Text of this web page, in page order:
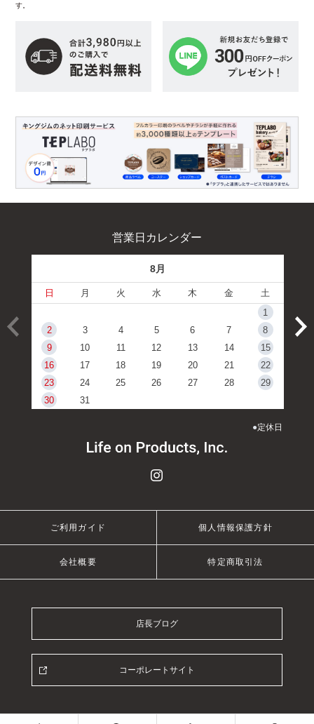
す。
営業日カレンダー
8月
日 月 火 水 木 金
土
1
2
3 4 5 6 7
8
9
10 11 12 13 14
15
16
17 18 19 20 21
22
23
24 25 26 27 28
29
30
31
●定休日
ご利用ガイド 個人情報保護方針
会社概要 特定商取引法
店長ブログ
コーポレートサイト